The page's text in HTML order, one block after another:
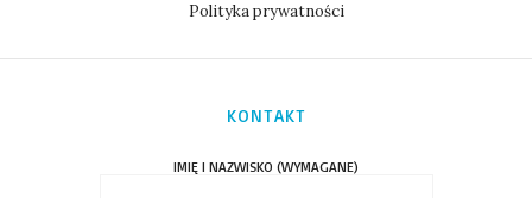
Polityka prywatności
KONTAKT
IMIĘ I NAZWISKO (WYMAGANE)